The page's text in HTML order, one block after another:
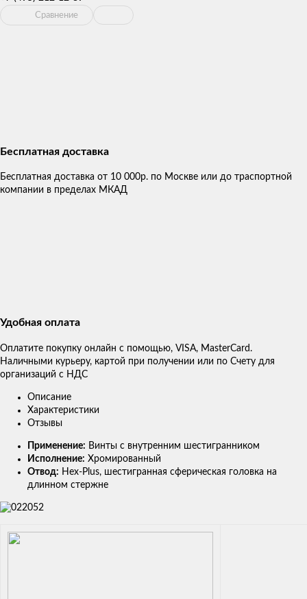
Сравнение
Бесплатная доставка
Бесплатная доставка от 10 000р. по Москве или до траспортной
компании в пределах МКАД
Удобная оплата
Оплатите покупку онлайн с помощью, VISA, MasterCard.
Наличными курьеру, картой при получении или по Счету для
организаций с НДС
Описание
Характеристики
Отзывы
Применение: Винты с внутренним шестигранником
Исполнение: Хромированный
Отвод: Hex-Plus, шестигранная сферическая головка на
длинном стержне